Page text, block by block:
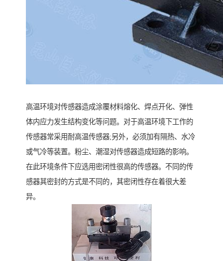
高温环境对传感器造成涂覆材料熔化、焊点开化、弹性
体内应力发生结构变化等问题。对于高温环境下工作的
传感器常采用耐高温传感器;另外，必须加有隔热、水冷
或气冷等装置。粉尘、潮湿对传感器造成短路的影响。
在此环境条件下应选用密闭性很高的传感器。不同的传
感器其密封的方式是不同的，其密闭性存在着很大差
异。